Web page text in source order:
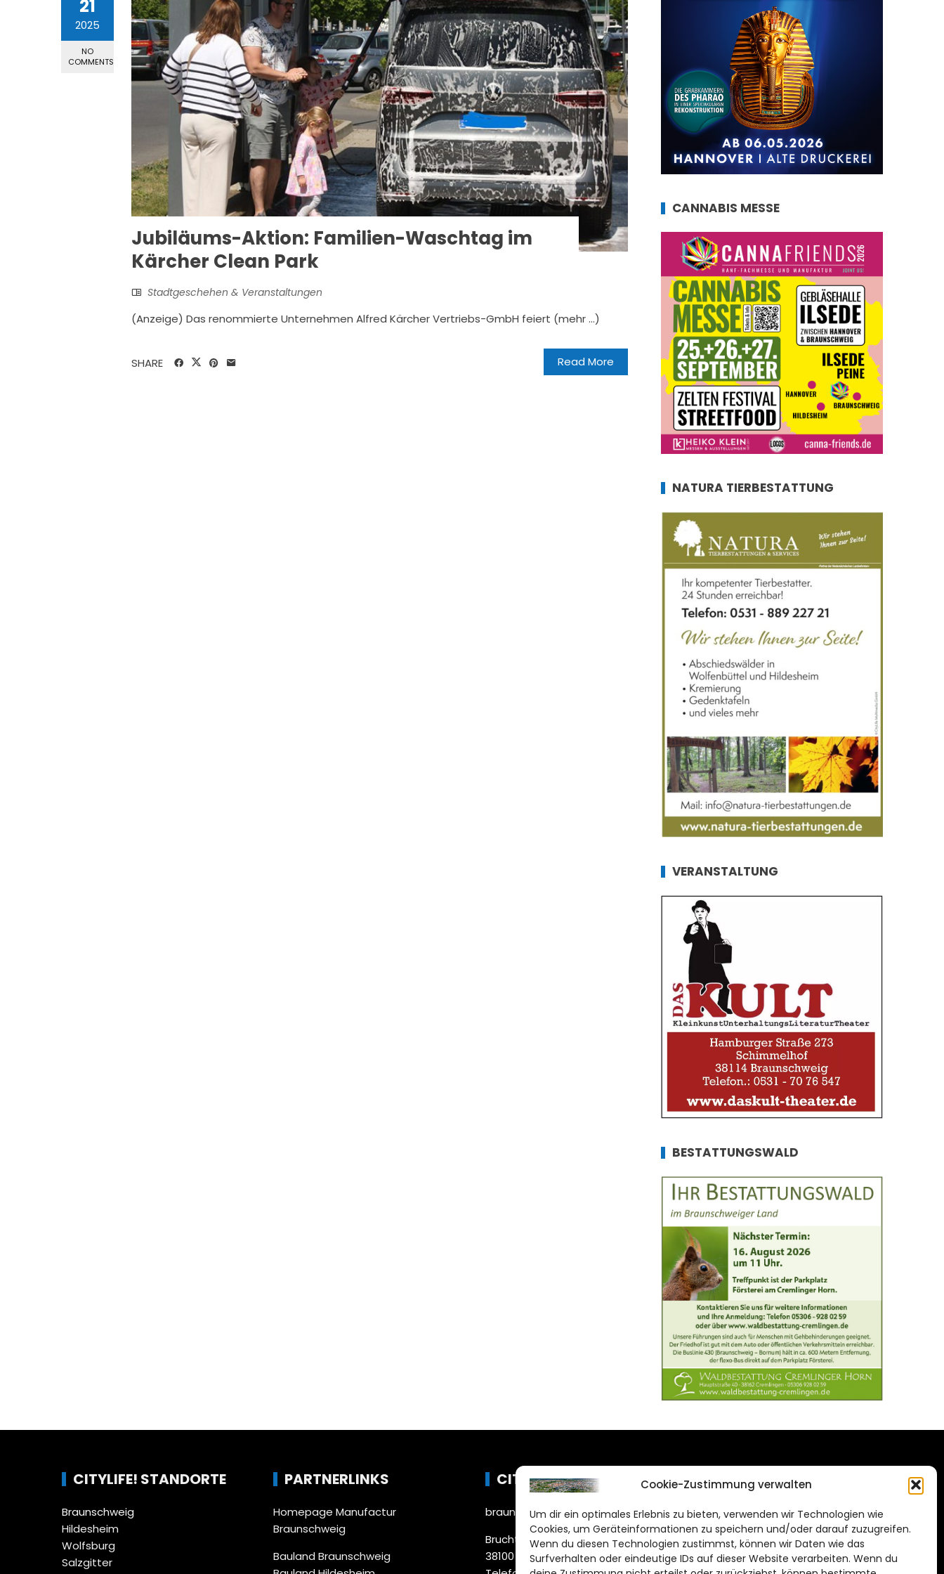
Cookie-Zustimmung verwalten
Um dir ein optimales Erlebnis zu bieten, verwenden wir Technologien wie
Cookies, um Geräteinformationen zu speichern und/oder darauf zuzugreifen.
Wenn du diesen Technologien zustimmst, können wir Daten wie das
Surfverhalten oder eindeutige IDs auf dieser Website verarbeiten. Wenn du
21
2025
NO
COMMENTS
Jubiläums-Aktion: Familien-Waschtag im
Kärcher Clean Park
Stadtgeschehen & Veranstaltungen
(Anzeige) Das renommierte Unternehmen Alfred Kärcher Vertriebs-GmbH feiert (mehr …)
Read More
SHARE
CANNABIS MESSE
NATURA TIERBESTATTUNG
VERANSTALTUNG
BESTATTUNGSWALD
CITYLIFE! STANDORTE
Braunschweig
Hildesheim
Wolfsburg
Salzgitter
PARTNERLINKS
Homepage Manufactur
Braunschweig
Bauland Braunschweig
CITYLIFE!
braunschweig@citylifemedien.de
Bruchtorwall 12
38100 Braunschweig
DAS STADTMAGAZIN
FÜR BRAUNSCHWEIG
Impressum
Datenschutzerklärung
Cookie Richtlinie